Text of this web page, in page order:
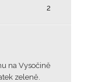
2
na Vysočině
zeleně.